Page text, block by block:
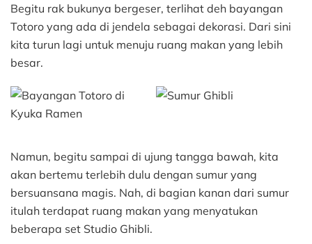
Begitu rak bukunya bergeser, terlihat deh bayangan
Totoro yang ada di jendela sebagai dekorasi. Dari sini
kita turun lagi untuk menuju ruang makan yang lebih
besar.
Namun, begitu sampai di ujung tangga bawah, kita
akan bertemu terlebih dulu dengan sumur yang
bersuansana magis. Nah, di bagian kanan dari sumur
itulah terdapat ruang makan yang menyatukan
beberapa set Studio Ghibli.